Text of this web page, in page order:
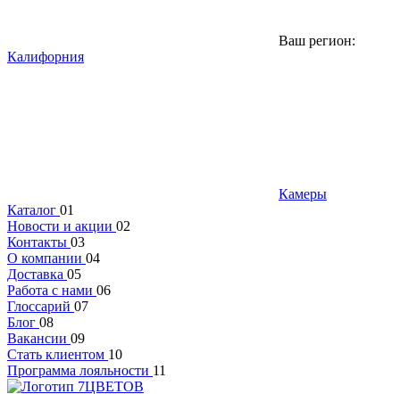
Ваш регион:
Калифорния
Камеры
Каталог 01
Новости и акции 02
Контакты 03
О компании 04
Доставка 05
Работа с нами 06
Глоссарий 07
Блог 08
Вакансии 09
Стать клиентом 10
Программа лояльности 11